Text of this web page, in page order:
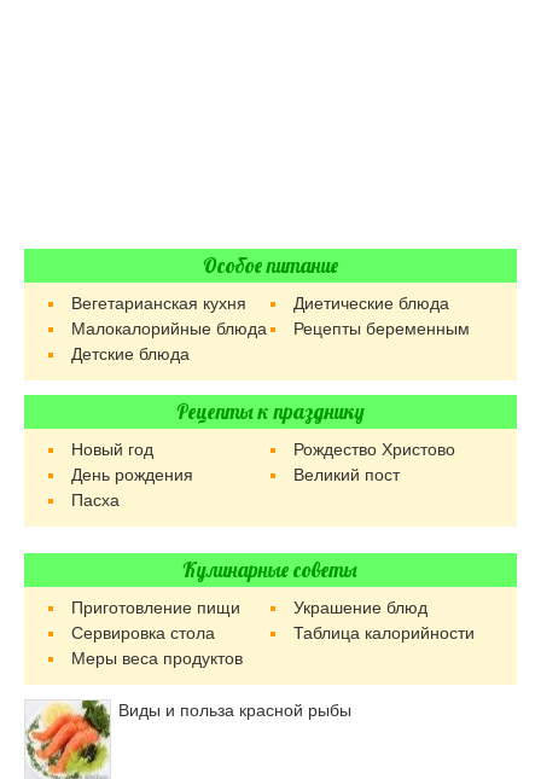
Особое питание
Вегетарианская кухня
Диетические блюда
Малокалорийные блюда
Рецепты беременным
Детские блюда
Рецепты к празднику
Новый год
Рождество Христово
День рождения
Великий пост
Пасха
Кулинарные советы
Приготовление пищи
Украшение блюд
Сервировка стола
Таблица калорийности
Меры веса продуктов
Виды и польза красной рыбы